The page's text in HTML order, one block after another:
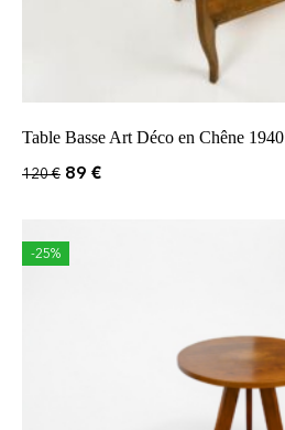
Table Basse Art Déco en Chêne 1940
120€ 89 €
-25%